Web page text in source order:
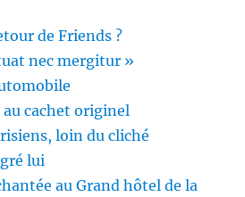
de Friends ?
nec mergitur »
cachet originel
loin du cliché
lui
au Grand hôtel de la